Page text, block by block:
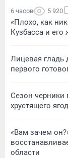
6 часов 5 920
«Плохо, как
Кузбасса и его
Лицевая гладь
первого
Сезон черники
хрустящего
«Вам зачем
области